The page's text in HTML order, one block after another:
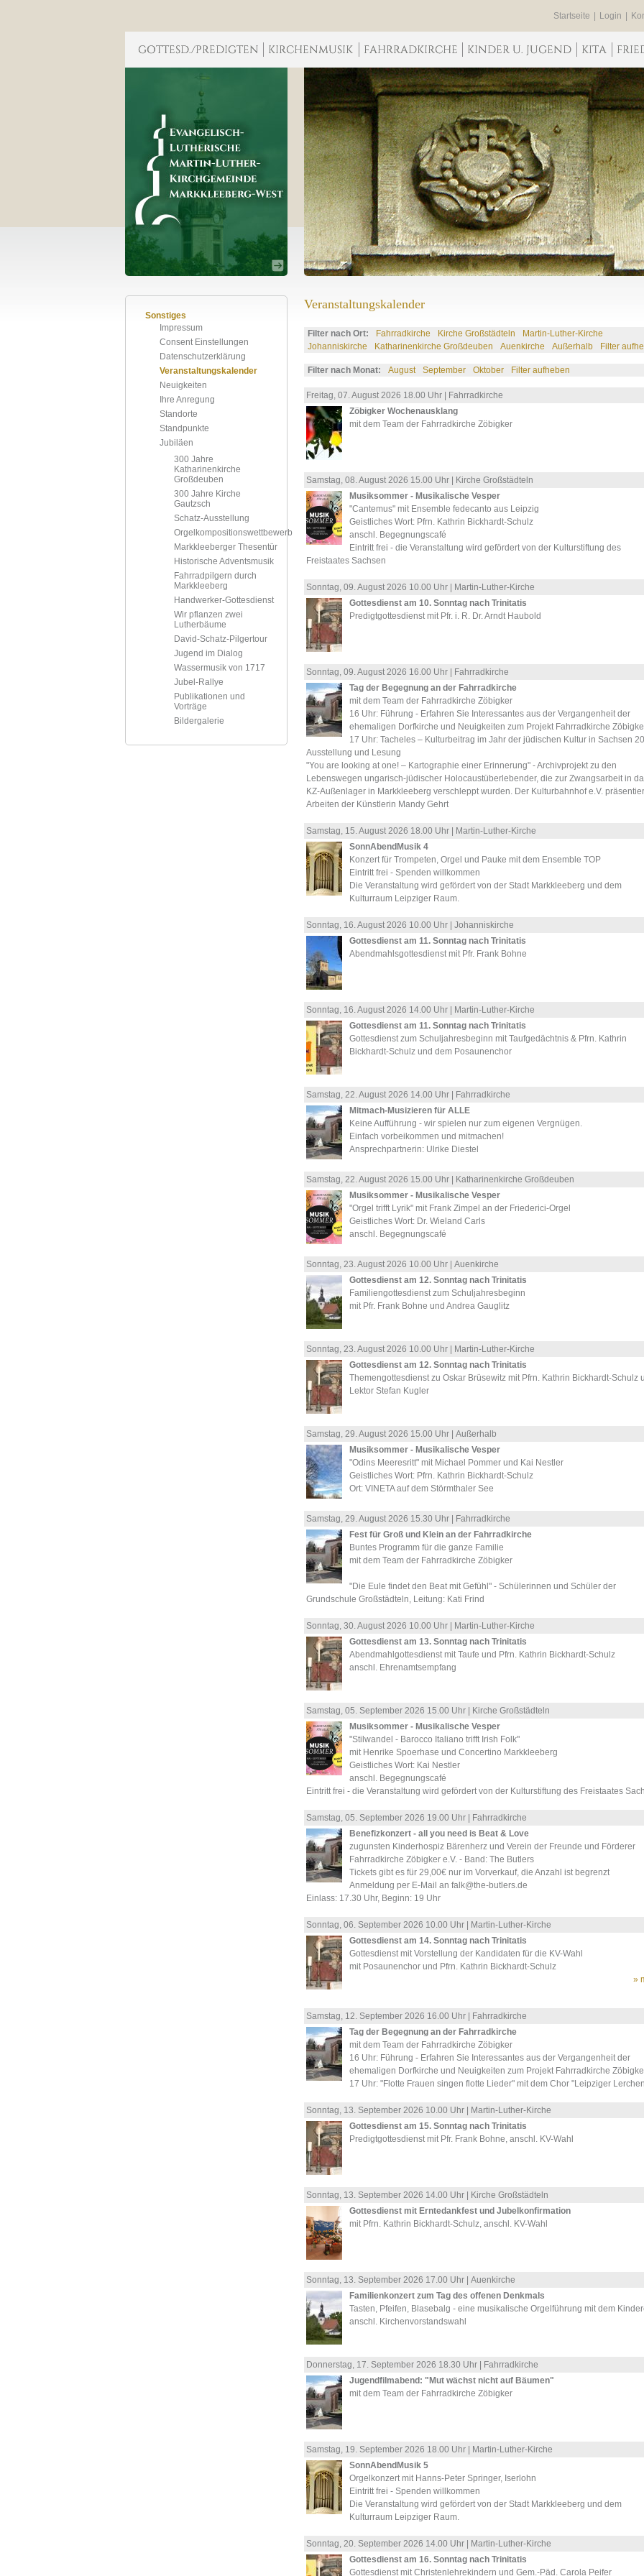
Startseite Login
Sonstiges
Impressum
Consent Einstellungen
Datenschutzerklärung
Veranstaltungskalender
Neuigkeiten
Ihre Anregung
Standorte
Standpunkte
Jubiläen
300 Jahre
Katharinenkirche
Großdeuben
300 Jahre Kirche
Gautzsch
Schatz-Ausstellung
Orgelkompositionswettbewerb
Markkleeberger Thesentür
Historische Adventsmusik
Fahrradpilgern durch
Markkleeberg
Handwerker-Gottesdienst
Wir pflanzen zwei
Lutherbäume
David-Schatz-Pilgertour
Jugend im Dialog
Wassermusik von 1717
Jubel-Rallye
Publikationen und
Vorträge
Bildergalerie
Veranstaltungskalender
Filter nach Ort: Fahrradkirche Kirche Großstädteln
Martin-Luther-Kirche
Johanniskirche
Katharinenkirche Großdeuben Auenkirche Außerhalb Filter
Filter nach Monat: August September Oktober Filter aufheben
Freitag, 07.August2026 18.00 Uhr |
Fahrradkirche
Zöbigker Wochenausklang
mit dem Team der Fahrradkirche Zöbigker
Samstag, 08.August2026 15.00 Uhr |
Kirche Großstädteln
Musiksommer - Musikalische Vesper
"Cantemus" mit Ensemble fedecanto aus Leipzig
Geistliches Wort: Pfrn. Kathrin Bickhardt-Schulz
anschl. Begegnungscafé
Eintritt frei - die Veranstaltung wird gefördert von der Kulturstiftung des
Freistaates Sachsen
Sonntag, 09.August2026 10.00 Uhr |
Martin-Luther-Kirche
Gottesdienst am 10. Sonntag nach Trinitatis
Predigtgottesdienst mit Pfr. i. R. Dr. Arndt Haubold
Sonntag, 09.August2026 16.00 Uhr |
Fahrradkirche
Tag der Begegnung an der Fahrradkirche
mit dem Team der Fahrradkirche Zöbigker
16 Uhr: Führung - Erfahren Sie Interessantes aus der Vergangenheit der
ehemaligen Dorfkirche und Neuigkeiten zum Projekt Fahrradkirche
17 Uhr: Tacheles – Kulturbeitrag im Jahr der jüdischen Kultur in Sachsen
Ausstellung und Lesung
"You are looking at one! – Kartographie einer Erinnerung" - Archivprojekt zu den
Lebenswegen ungarisch-jüdischer Holocaustüberlebender, die zur Zwangsarbeit in
KZ-Außenlager in Markkleeberg verschleppt wurden. Der Kulturbahnhof e.V.
Arbeiten der Künstlerin Mandy Gehrt
Samstag, 15.August2026 18.00 Uhr |
Martin-Luther-Kirche
SonnAbendMusik 4
Konzert für Trompeten, Orgel und Pauke mit dem Ensemble TOP
Eintritt frei - Spenden willkommen
Die Veranstaltung wird gefördert von der Stadt Markkleeberg und dem
Kulturraum Leipziger Raum.
Sonntag, 16.August2026 10.00 Uhr | Johanniskirche
Gottesdienst am 11. Sonntag nach Trinitatis
Abendmahlsgottesdienst mit Pfr. Frank Bohne
Sonntag, 16.August2026 14.00 Uhr |
Martin-Luther-Kirche
Gottesdienst am 11. Sonntag nach Trinitatis
Gottesdienst zum Schuljahresbeginn mit Taufgedächtnis & Pfrn. Kathrin
Bickhardt-Schulz und dem Posaunenchor
Samstag, 22.August2026 14.00 Uhr |
Fahrradkirche
Mitmach-Musizieren für ALLE
Keine Aufführung - wir spielen nur zum eigenen Vergnügen.
Einfach vorbeikommen und mitmachen!
Ansprechpartnerin: Ulrike Diestel
Samstag, 22.August2026 15.00 Uhr |
Katharinenkirche Großdeuben
Musiksommer - Musikalische Vesper
"Orgel trifft Lyrik" mit Frank Zimpel an der Friederici-Orgel
Geistliches Wort: Dr. Wieland Carls
anschl. Begegnungscafé
Sonntag, 23.August2026 10.00 Uhr | Auenkirche
Gottesdienst am 12. Sonntag nach Trinitatis
Familiengottesdienst zum Schuljahresbeginn
mit Pfr. Frank Bohne und Andrea Gauglitz
Sonntag, 23.August2026 10.00 Uhr |
Martin-Luther-Kirche
Gottesdienst am 12. Sonntag nach Trinitatis
Themengottesdienst zu Oskar Brüsewitz mit Pfrn. Kathrin Bickhardt-Schulz
Lektor Stefan Kugler
Samstag, 29.August2026 15.00 Uhr | Außerhalb
Musiksommer - Musikalische Vesper
"Odins Meeresritt" mit Michael Pommer und Kai Nestler
Geistliches Wort: Pfrn. Kathrin Bickhardt-Schulz
Ort: VINETA auf dem Störmthaler See
Samstag, 29.August2026 15.30 Uhr |
Fahrradkirche
Fest für Groß und Klein an der Fahrradkirche
Buntes Programm für die ganze Familie
mit dem Team der Fahrradkirche Zöbigker
"Die Eule findet den Beat mit Gefühl" - Schülerinnen und Schüler der
Grundschule Großstädteln, Leitung: Kati Frind
Sonntag, 30.August2026 10.00 Uhr |
Martin-Luther-Kirche
Gottesdienst am 13. Sonntag nach Trinitatis
Abendmahlgottesdienst mit Taufe und Pfrn. Kathrin Bickhardt-Schulz
anschl. Ehrenamtsempfang
Samstag, 05. September2026 15.00 Uhr |
Kirche Großstädteln
Musiksommer - Musikalische Vesper
"Stilwandel - Barocco Italiano trifft Irish Folk"
mit Henrike Spoerhase und Concertino Markkleeberg
Geistliches Wort: Kai Nestler
anschl. Begegnungscafé
Eintritt frei - die Veranstaltung wird gefördert von der Kulturstiftung des Freistaates
Samstag, 05. September2026 19.00 Uhr |
Fahrradkirche
Benefizkonzert - all you need is Beat & Love
zugunsten Kinderhospiz Bärenherz und Verein der Freunde und Förderer
Fahrradkirche Zöbigker e.V. - Band: The Butlers
Tickets gibt es für 29,00€ nur im Vorverkauf, die Anzahl ist begrenzt
Anmeldung per E-Mail an falk@the-butlers.de
Einlass: 17.30 Uhr, Beginn: 19 Uhr
Sonntag, 06. September2026 10.00 Uhr |
Martin-Luther-Kirche
Gottesdienst am 14. Sonntag nach Trinitatis
Gottesdienst mit Vorstellung der Kandidaten für die KV-Wahl
mit Posaunenchor und Pfrn. Kathrin Bickhardt-Schulz
»
Samstag, 12. September2026 16.00 Uhr |
Fahrradkirche
Tag der Begegnung an der Fahrradkirche
mit dem Team der Fahrradkirche Zöbigker
16 Uhr: Führung - Erfahren Sie Interessantes aus der Vergangenheit der
ehemaligen Dorfkirche und Neuigkeiten zum Projekt Fahrradkirche
17 Uhr: "Flotte Frauen singen flotte Lieder" mit dem Chor "Leipziger
Sonntag, 13. September2026 10.00 Uhr |
Martin-Luther-Kirche
Gottesdienst am 15. Sonntag nach Trinitatis
Predigtgottesdienst mit Pfr. Frank Bohne, anschl. KV-Wahl
Sonntag, 13. September2026 14.00 Uhr |
Kirche Großstädteln
Gottesdienst mit Erntedankfest und Jubelkonfirmation
mit Pfrn. Kathrin Bickhardt-Schulz, anschl. KV-Wahl
Sonntag, 13. September2026 17.00 Uhr | Auenkirche
Familienkonzert zum Tag des offenen Denkmals
Tasten, Pfeifen, Blasebalg - eine musikalische Orgelführung mit dem
anschl. Kirchenvorstandswahl
Donnerstag, 17. September2026 18.30 Uhr |
Fahrradkirche
Jugendfilmabend: "Mut wächst nicht auf Bäumen"
mit dem Team der Fahrradkirche Zöbigker
Samstag, 19. September2026 18.00 Uhr |
Martin-Luther-Kirche
SonnAbendMusik 5
Orgelkonzert mit Hanns-Peter Springer, Iserlohn
Eintritt frei - Spenden willkommen
Die Veranstaltung wird gefördert von der Stadt Markkleeberg und dem
Kulturraum Leipziger Raum.
Sonntag, 20. September2026 14.00 Uhr |
Martin-Luther-Kirche
Gottesdienst am 16. Sonntag nach Trinitatis
Gottesdienst mit Christenlehrekindern und Gem.-Päd. Carola Peifer